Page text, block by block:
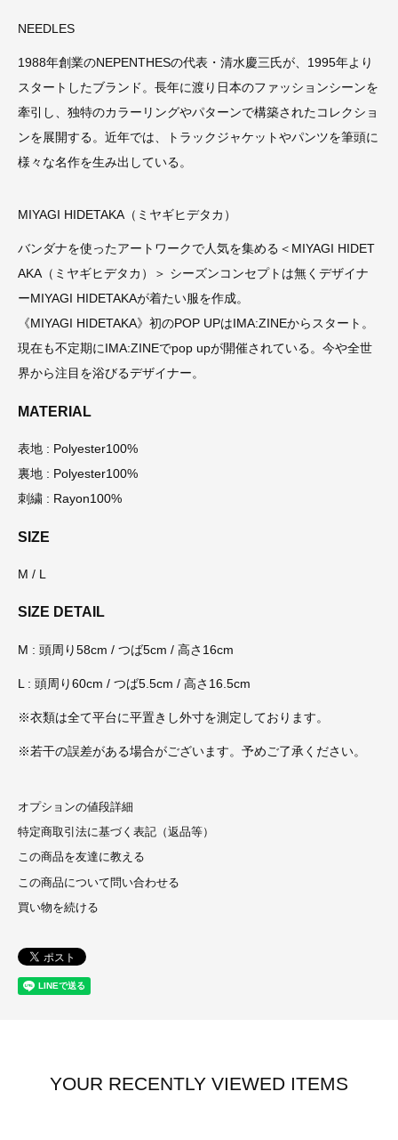
NEEDLES
1988年創業のNEPENTHESの代表・清水慶三氏が、1995年より
スタートしたブランド。長年に渡り日本のファッションシーンを
牽引し、独特のカラーリングやパターンで構築されたコレクショ
ンを展開する。近年では、トラックジャケットやパンツを筆頭に
様々な名作を生み出している。
MIYAGI HIDETAKA（ミヤギヒデタカ）
バンダナを使ったアートワークで人気を集める＜MIYAGI HIDET
AKA（ミヤギヒデタカ）＞ シーズンコンセプトは無くデザイナ
ーMIYAGI HIDETAKAが着たい服を作成。
《MIYAGI HIDETAKA》初のPOP UPはIMA:ZINEからスタート。
現在も不定期にIMA:ZINEでpop upが開催されている。今や全世
界から注目を浴びるデザイナー。
MATERIAL
表地 : Polyester100%
裏地 : Polyester100%
刺繍 : Rayon100%
SIZE
M / L
SIZE DETAIL
M : 頭周り58cm / つば5cm / 高さ16cm
L : 頭周り60cm / つば5.5cm / 高さ16.5cm
※衣類は全て平台に平置きし外寸を測定しております。
※若干の誤差がある場合がございます。予めご了承ください。
オプションの値段詳細
特定商取引法に基づく表記（返品等）
この商品を友達に教える
この商品について問い合わせる
買い物を続ける
YOUR RECENTLY VIEWED ITEMS